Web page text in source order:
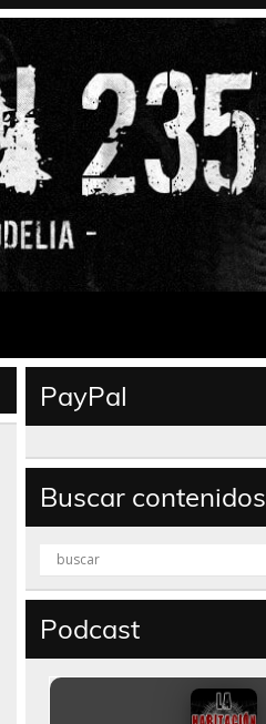
PayPal
Buscar contenidos
Podcast